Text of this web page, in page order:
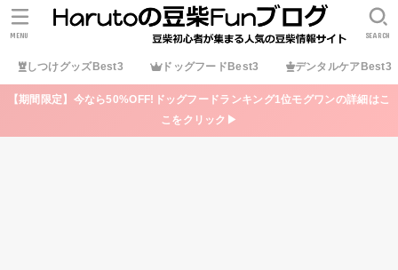
しつけグッズBest3 ドッグフードBest3 デンタルケアBest3
SEARCH
MENU
【期間限定】今なら50%OFF!ドッグフードランキング1位モグワンの詳細はこ
こをクリック▶